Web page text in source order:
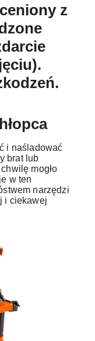
z
i naśladować
brat lub
mogło
w ten
narzędzi
i ciekawej